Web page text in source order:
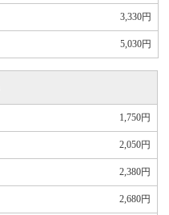
3,330円
5,030円
1,750円
2,050円
2,380円
2,680円